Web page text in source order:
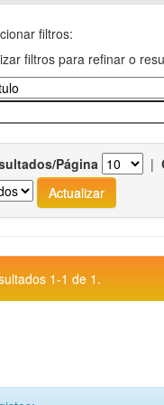
filtros:
filtros para refinar o
Página |
1-1 de 1.